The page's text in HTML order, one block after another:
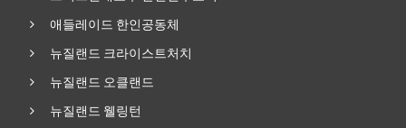
애들레이드 한인공동체
뉴질랜드 크라이스트처치
뉴질랜드 오클랜드
뉴질랜드 웰링턴